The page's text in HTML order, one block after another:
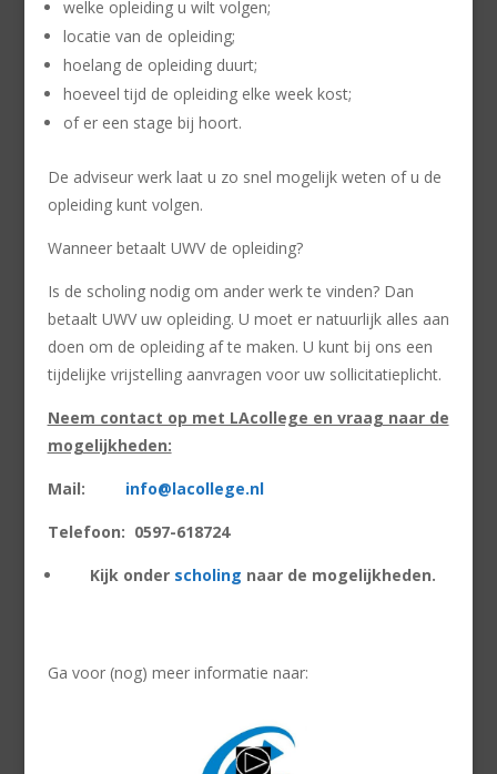
welke opleiding u wilt volgen;
locatie van de opleiding;
hoelang de opleiding duurt;
hoeveel tijd de opleiding elke week kost;
of er een stage bij hoort.
De adviseur werk laat u zo snel mogelijk weten of u de
opleiding kunt volgen.
Wanneer betaalt UWV de opleiding?
Is de scholing nodig om ander werk te vinden? Dan
betaalt UWV uw opleiding. U moet er natuurlijk alles aan
doen om de opleiding af te maken. U kunt bij ons een
tijdelijke vrijstelling aanvragen voor uw sollicitatieplicht.
Neem contact op met LAcollege en vraag naar de
mogelijkheden:
Mail: info@lacollege.nl
Telefoon: 0597-618724
Kijk onder scholing naar de mogelijkheden.
Ga voor (nog) meer informatie naar: